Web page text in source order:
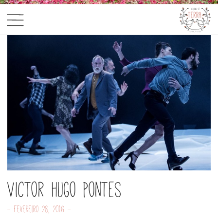
Victor Hugo Pontes
- Fevereiro 28, 2016 -